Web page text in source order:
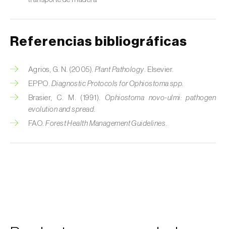
Referencias bibliográficas
Agrios, G. N. (2005). Plant Pathology. Elsevier.
EPPO. Diagnostic Protocols for Ophiostoma spp.
Brasier, C. M. (1991). Ophiostoma novo-ulmi: pathogen
evolution and spread.
FAO.Forest Health Management Guidelines.